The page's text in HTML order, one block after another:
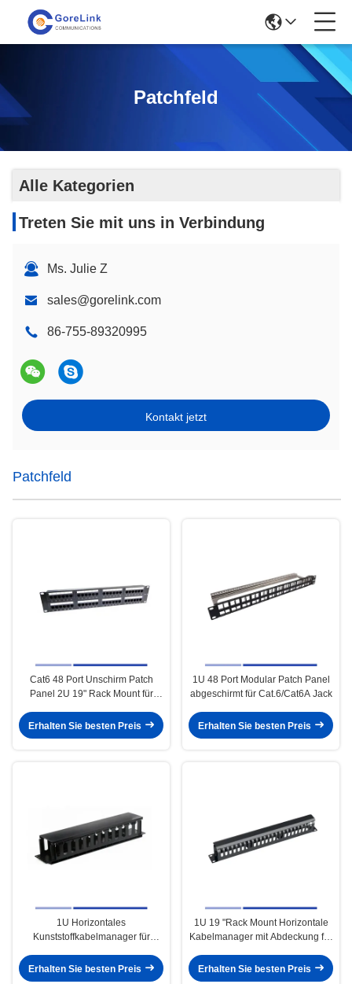
Patchfeld
Alle Kategorien
Treten Sie mit uns in Verbindung
Ms. Julie Z
sales@gorelink.com
86-755-89320995
Kontakt jetzt
Patchfeld
Cat6 48 Port Unschirm Patch
Panel 2U 19" Rack Mount für
Erhalten Sie besten Preis
1U 48 Port Modular Patch Panel
abgeschirmt für Cat.6/Cat6A Jack
Erhalten Sie besten Preis
1U Horizontales
Kunststoffkabelmanager für
Erhalten Sie besten Preis
1U 19 "Rack Mount Horizontale
Kabelmanager mit Abdeckung für
Erhalten Sie besten Preis